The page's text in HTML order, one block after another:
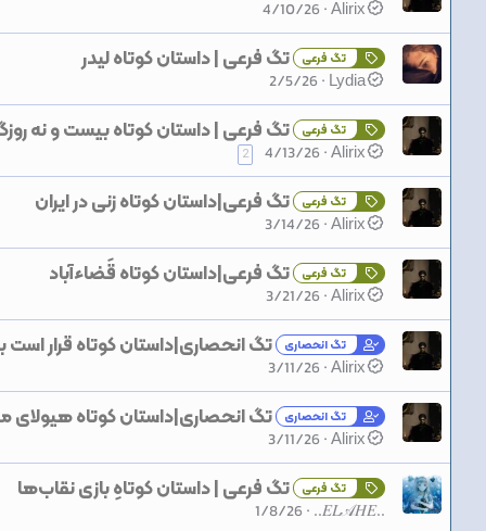
Alirix
4/10/26
تگ فرعی تگ فرعی | داستان کوتاه لیدر
Lydia
2/5/26
تگ فرعی تگ فرعی | داستان کوتاه بیست و نه
Alirix
4/13/26
2
تگ فرعی تگ فرعی|داستان کوتاه زنی در ایران
Alirix
3/14/26
تگ فرعی تگ فرعی|داستان کوتاه قَضاءآباد
Alirix
3/21/26
تگ انحصاری تگ انحصاری|داستان کوتاه قرار است
Alirix
3/11/26
تگ انحصاری تگ انحصاری|داستان کوتاه هیولای
Alirix
3/11/26
تگ فرعی تگ فرعی | داستان کوتاهِ بازی نقاب‌ها
..𝐸𝐿𝒜𝐻𝐸..
1/8/26